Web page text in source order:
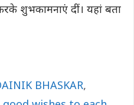
शुभकामनाएं दीं। यहां बता
BHASKAR,